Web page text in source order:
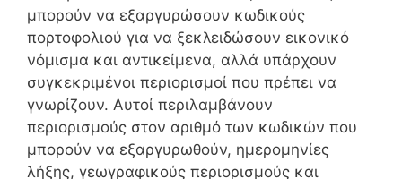
μπορούν να εξαργυρώσουν κωδικούς
πορτοφολιού για να ξεκλειδώσουν εικονικό
νόμισμα και αντικείμενα, αλλά υπάρχουν
συγκεκριμένοι περιορισμοί που πρέπει να
γνωρίζουν. Αυτοί περιλαμβάνουν
περιορισμούς στον αριθμό των κωδικών που
μπορούν να εξαργυρωθούν, ημερομηνίες
λήξης, γεωγραφικούς περιορισμούς και